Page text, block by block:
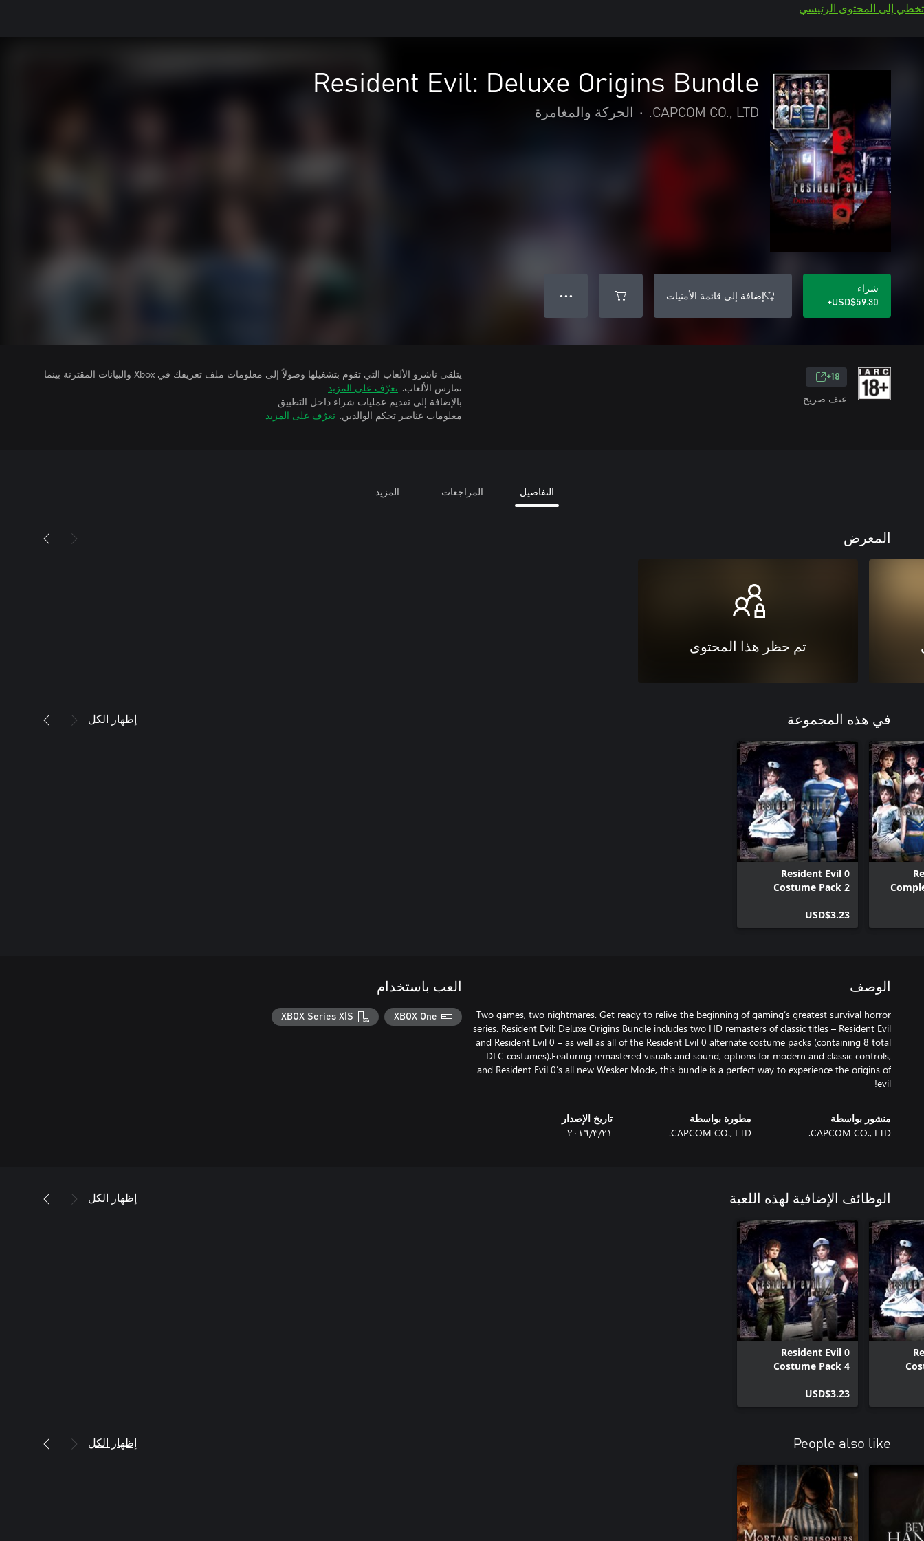
تخطي إلى المحتوى الرئيسي
Resident Evil: Deluxe Origins Bundle
CAPCOM CO., LTD.
• الحركة والمغامرة
شراء
USD$59.30+
إضافة إلى قائمة الأمنيات ● ● ●
18+
عنف صريح
يتلقى ناشرو الألعاب التي تقوم بتشغيلها وصولاً إلى معلومات ملف تعريفك في Xbox والبيانات المقترنة بينما
تمارس الألعاب. تعرّف على المزيد
بالإضافة إلى تقديم عمليات شراء داخل التطبيق
معلومات عناصر تحكم الوالدين. تعرّف على المزيد
التفاصيل المراجعات المزيد
المعرض
تم حظر هذا المحتوى
في هذه المجموعة إظهار الكل
Resident Evil 0
Costume Pack 2
USD$3.23
الوصف
Two games, two nightmares. Get ready to relive the beginning of gaming’s greatest survival horror
series. Resident Evil: Deluxe Origins Bundle includes two HD remasters of classic titles – Resident Evil
and Resident Evil 0 – as well as all of the Resident Evil 0 alternate costume packs (containing 8 total
DLC costumes).Featuring remastered visuals and sound, options for modern and classic controls,
and Resident Evil 0’s all new Wesker Mode, this bundle is a perfect way to experience the origins of
evil!
منشور بواسطة
CAPCOM CO., LTD.
مطورة بواسطة
CAPCOM CO., LTD.
تاريخ الإصدار
٢١‏/٣‏/٢٠١٦
العب باستخدام
XBOX One
XBOX Series X|S
الوظائف الإضافية لهذه اللعبة إظهار الكل
Resident Evil 0
Costume Pack 4
USD$3.23
People also like إظهار الكل